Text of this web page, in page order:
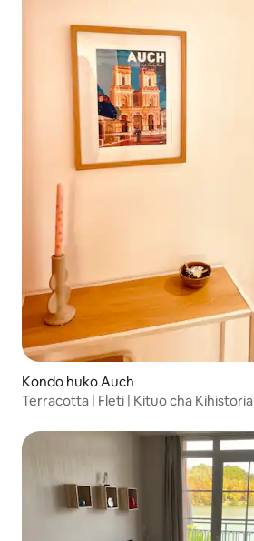
Kondo huko Auch
Terracotta | Fleti | Kituo cha Kihistoria